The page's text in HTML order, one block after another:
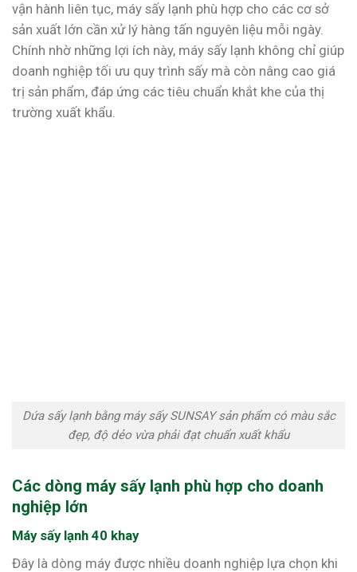
vận hành liên tục, máy sấy lạnh phù hợp cho các cơ sở
sản xuất lớn cần xử lý hàng tấn nguyên liệu mỗi ngày.
Chính nhờ những lợi ích này, máy sấy lạnh không chỉ giúp
doanh nghiệp tối ưu quy trình sấy mà còn nâng cao giá
trị sản phẩm, đáp ứng các tiêu chuẩn khắt khe của thị
trường xuất khẩu.
Dứa sấy lạnh bằng máy sấy SUNSAY sản phẩm có màu sắc
đẹp, độ dẻo vừa phải đạt chuẩn xuất khẩu
Các dòng máy sấy lạnh phù hợp cho doanh
nghiệp lớn
Máy sấy lạnh 40 khay
Đây là dòng máy được nhiều doanh nghiệp lựa chọn khi